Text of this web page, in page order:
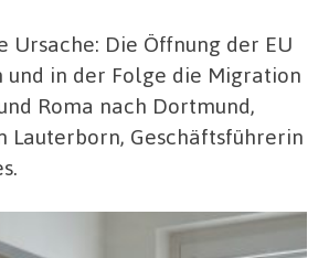
Ursache: Die Öffnung der EU
und in der Folge die Migration
Roma nach Dortmund,
Lauterborn, Geschäftsführerin